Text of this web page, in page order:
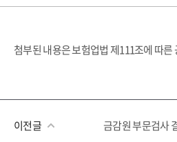
첨부된 내용은 보험업법 제111조에 따른
이전글 금감원 부문검사